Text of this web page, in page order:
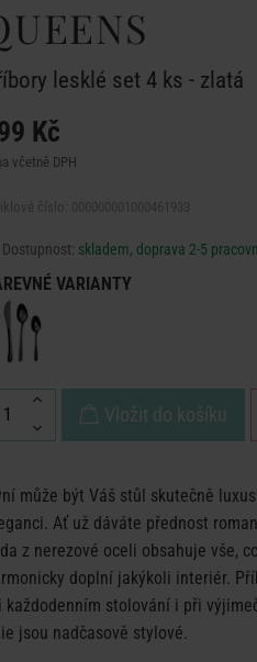
lesklé set 4 ks - zlatá
Kč
včetně DPH
Dostupnost: skladem, doprava 2-5
VARIANTY
Vložit do košíku
může být Váš stůl skutečně
Ať už dáváte přednost
z nerezové oceli obsahuje vše,
doplní jakýkoli interiér.
každodenním stolování i při
jsou nadčasově stylové.